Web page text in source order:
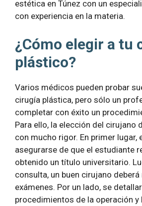
estética en Túnez con un
con experiencia en la materia.
¿Cómo elegir a tu
plástico?
Varios médicos pueden probar
cirugía plástica, pero sólo un
completar con éxito un
Para ello, la elección del cirujano
con mucho rigor. En primer lugar,
asegurarse de que el estudiante
obtenido un título universitario.
consulta, un buen cirujano
exámenes. Por un lado, se
procedimientos de la operación